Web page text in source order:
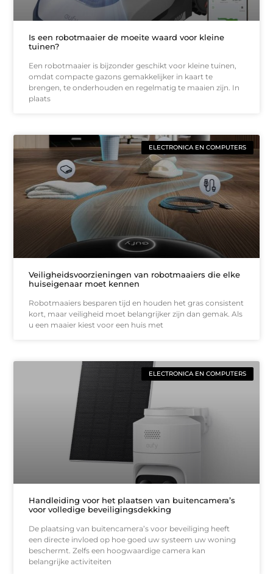
Is een robotmaaier de moeite waard voor kleine
tuinen?
Een robotmaaier is bijzonder geschikt voor kleine tuinen,
omdat compacte gazons gemakkelijker in kaart te
brengen, te onderhouden en regelmatig te maaien zijn. In
plaats
ELECTRONICA EN COMPUTERS
Veiligheidsvoorzieningen van robotmaaiers die elke
huiseigenaar moet kennen
Robotmaaiers besparen tijd en houden het gras consistent
kort, maar veiligheid moet belangrijker zijn dan gemak. Als
u een maaier kiest voor een huis met
ELECTRONICA EN COMPUTERS
Handleiding voor het plaatsen van buitencamera’s
voor volledige beveiligingsdekking
De plaatsing van buitencamera’s voor beveiliging heeft
een directe invloed op hoe goed uw systeem uw woning
beschermt. Zelfs een hoogwaardige camera kan
belangrijke activiteiten